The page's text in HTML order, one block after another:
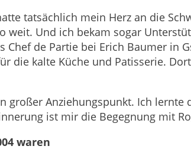
tatsächlich mein Herz an die
weit. Und ich bekam sogar
Chef de Partie bei Erich Baumer in
die kalte Küche und Patisserie.
großer Anziehungspunkt. Ich lernte
ist mir die Begegnung mit
waren